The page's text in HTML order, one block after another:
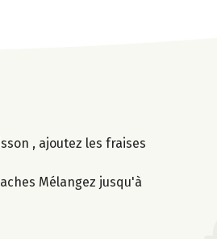
, ajoutez les fraises
Mélangez jusqu'à